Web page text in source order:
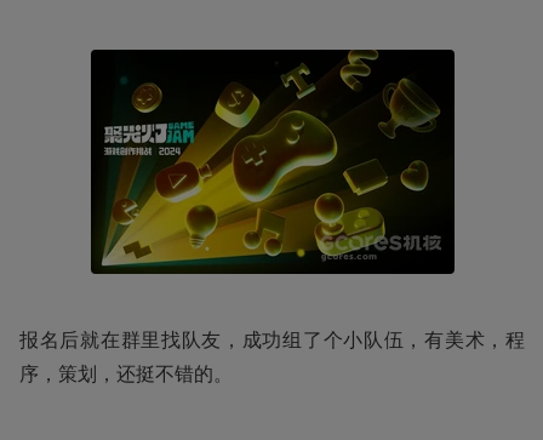
报名后就在群里找队友，成功组了个小队伍，有美术，程
序，策划，还挺不错的。